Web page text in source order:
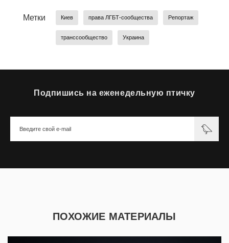
Метки Киев права ЛГБТ-сообщества Репортаж
транссообщество Украина
Подпишись на еженедельную птичку
ПОХОЖИЕ МАТЕРИАЛЫ